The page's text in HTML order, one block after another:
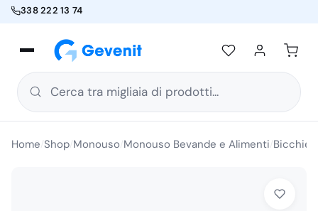
338 222 13 74
Cerca tra migliaia di prodotti...
Home Shop Monouso Monouso Bevande e Alimenti